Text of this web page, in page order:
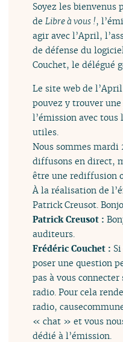
Soyez les
deLibre à vous !,
agir avec l’April,
de défense du
Couchet, le délégué
Le site web de
pouvez y trouver une
l’émission avec
utiles.
Nous sommes mardi
diffusons en direct,
être une rediffusion
À la réalisation de
Patrick Creusot.
Patrick Creusot :
auditeurs.
Frédéric Couchet :
poser une question
pas à vous
radio. Pour cela
radio,
« chat » et vous
dédié à l’émission.